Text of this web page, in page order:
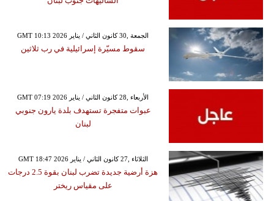
GMT 10:13 2026 الجمعة ,30 كانون الثاني / يناير
سقوط مسيّرة إسرائيلية في رب ثلاثين
GMT 07:19 2026 الأربعاء ,28 كانون الثاني / يناير
عبوات متفجرة تستهدف بلدة يارون جنوبي
لبنان
GMT 18:47 2026 الثلاثاء ,27 كانون الثاني / يناير
هزة أرضية جديدة تضرب لبنان بقوة 2.5 درجات
على مقياس ريختر